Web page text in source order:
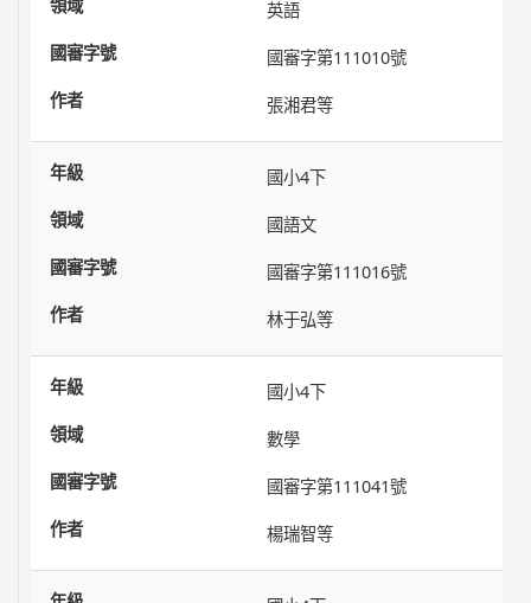
英語
國審字第111010號
張湘君等
國小4下
國語文
國審字第111016號
林于弘等
國小4下
數學
國審字第111041號
楊瑞智等